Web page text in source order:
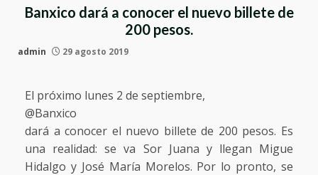
Banxico dará a conocer el nuevo billete de
200 pesos.
admin 29 agosto 2019
El próximo lunes 2 de septiembre,
@Banxico
dará a conocer el nuevo billete de 200 pesos. Es
una realidad: se va Sor Juana y llegan Migue
Hidalgo y José María Morelos. Por lo pronto, se